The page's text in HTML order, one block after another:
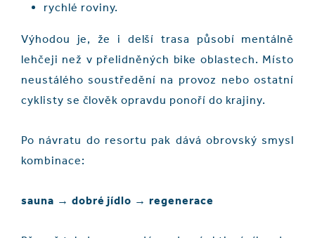
rychlé roviny.
Výhodou je, že i delší trasa působí mentálně
lehčeji než v přelidněných bike oblastech. Místo
neustálého soustředění na provoz nebo ostatní
cyklisty se člověk opravdu ponoří do krajiny.
Po návratu do resortu pak dává obrovský smysl
kombinace:
sauna → dobré jídlo → regenerace